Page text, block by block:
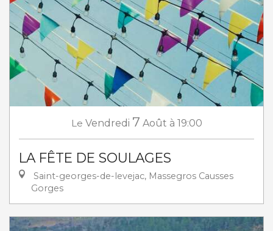
Le Vendredi 7 Août à 19:00
LA FÊTE DE SOULAGES
Saint-georges-de-levejac, Massegros Causses
Gorges